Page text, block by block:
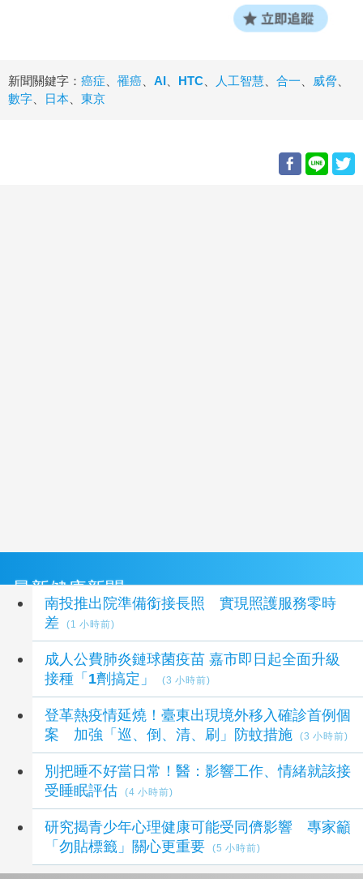
新聞關鍵字： 癌症 罹癌 AI HTC 人工智慧 合一 威脅
數字
日本 東京
最新健康新聞
南投推出院準備銜接長照 實現照護服務零時
差
(1 小時前)
成人公費肺炎鏈球菌疫苗 嘉市即日起全面升級
接種「1劑搞定」
(3 小時前)
登革熱疫情延燒！臺東出現境外移入確診首例個
案 加強「巡、倒、清、刷」防蚊措施
(3 小時前)
別把睡不好當日常！醫：影響工作、情緒就該接
受睡眠評估
(4 小時前)
研究揭青少年心理健康可能受同儕影響 專家籲
「勿貼標籤」關心更重要
(5 小時前)